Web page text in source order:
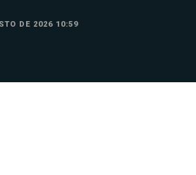
DE 2026 10:59